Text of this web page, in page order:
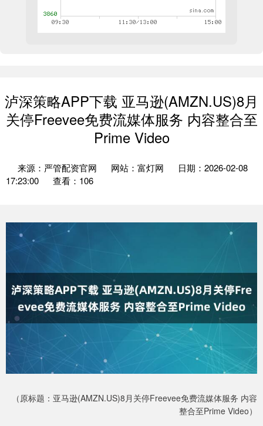
泸深策略APP下载 亚马逊(AMZN.US)8月
关停Freevee免费流媒体服务 内容整合至
Prime Video
来源：严管配资官网 网站：富灯网
日期：2026-02-08
17:23:00
查看：106
（原标题：亚马逊(AMZN.US)8月关停Freevee免费流媒体服务 内容
整合至Prime Video）